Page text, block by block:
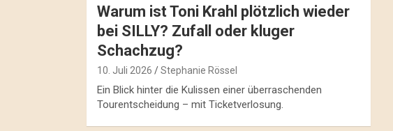
Warum ist Toni Krahl plötzlich wieder
bei SILLY? Zufall oder kluger
Schachzug?
10. Juli 2026 Stephanie Rössel
Ein Blick hinter die Kulissen einer überraschenden
Tourentscheidung – mit Ticketverlosung.